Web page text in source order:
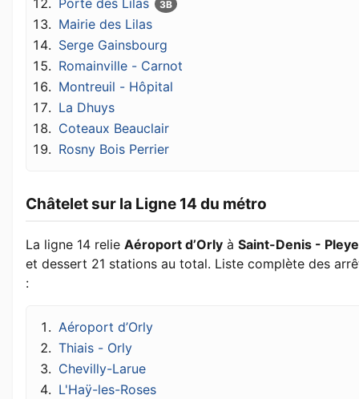
3B
Mairie des Lilas
Serge Gainsbourg
Romainville - Carnot
Montreuil - Hôpital
La Dhuys
Coteaux Beauclair
Rosny Bois Perrier
Châtelet sur la Ligne 14 du métro
La ligne 14 relie Aéroport d’Orly à Saint-Denis -
et dessert 21 stations au total. Liste complète des
:
Aéroport d’Orly
Thiais - Orly
Chevilly-Larue
L'Haÿ-les-Roses